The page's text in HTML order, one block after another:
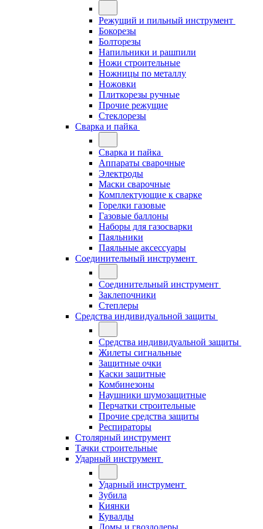
Режущий и пильный инструмент
Бокорезы
Болторезы
Напильники и рашпили
Ножи строительные
Ножницы по металлу
Ножовки
Плиткорезы ручные
Прочие режущие
Стеклорезы
Сварка и пайка
Сварка и пайка
Аппараты сварочные
Электроды
Маски сварочные
Комплектующие к сварке
Горелки газовые
Газовые баллоны
Наборы для газосварки
Паяльники
Паяльные аксессуары
Соединительный инструмент
Соединительный инструмент
Заклепочники
Степлеры
Средства индивидуальной защиты
Средства индивидуальной защиты
Жилеты сигнальные
Защитные очки
Каски защитные
Комбинезоны
Наушники шумозащитные
Перчатки строительные
Прочие средства защиты
Респираторы
Столярный инструмент
Тачки строительные
Ударный инструмент
Ударный инструмент
Зубила
Киянки
Кувалды
Ломы и гвоздодеры